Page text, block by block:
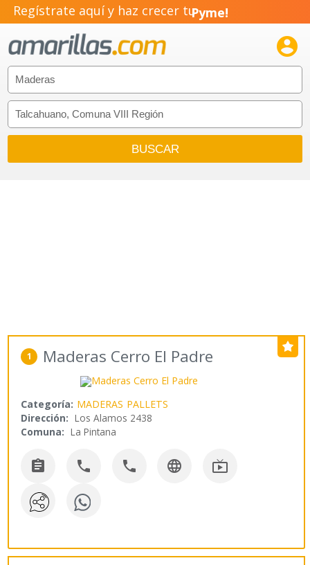
Regístrate aquí y haz crecer tuPyme!
Emprendimiento!

1 Maderas Cerro El Padre
Categoría: MADERAS PALLETS
Dirección: Los Alamos 2438
Comuna: La Pintana
    